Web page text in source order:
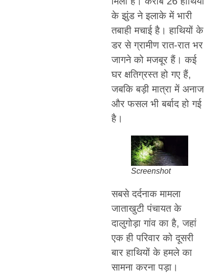
के झुंड ने इलाके में भारी
तबाही मचाई है। हाथियों के
डर से ग्रामीण रात-रात भर
जागने को मजबूर हैं। कई
घर क्षतिग्रस्त हो गए हैं,
जबकि बड़ी मात्रा में अनाज
और फसल भी बर्बाद हो गई
है।
Screenshot
सबसे दर्दनाक मामला
जाताखुटी पंचायत के
दालुगोड़ा गांव का है, जहां
एक ही परिवार को दूसरी
बार हाथियों के हमले का
सामना करना पड़ा।